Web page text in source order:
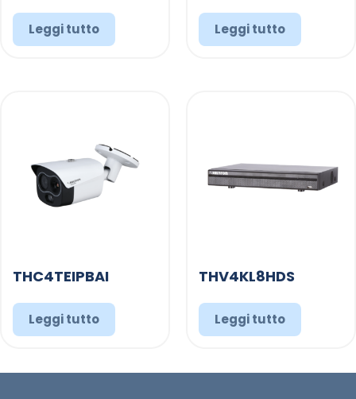
Leggi tutto Leggi tutto
THC4TEIPBAI
Leggi tutto
THV4KL8HDS
Leggi tutto